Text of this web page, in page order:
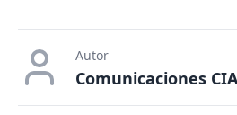
Autor
Comunicaciones